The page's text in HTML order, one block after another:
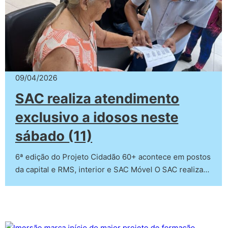
09/04/2026
SAC realiza atendimento
exclusivo a idosos neste
sábado (11)
6ª edição do Projeto Cidadão 60+ acontece em postos
da capital e RMS, interior e SAC Móvel O SAC realiza…